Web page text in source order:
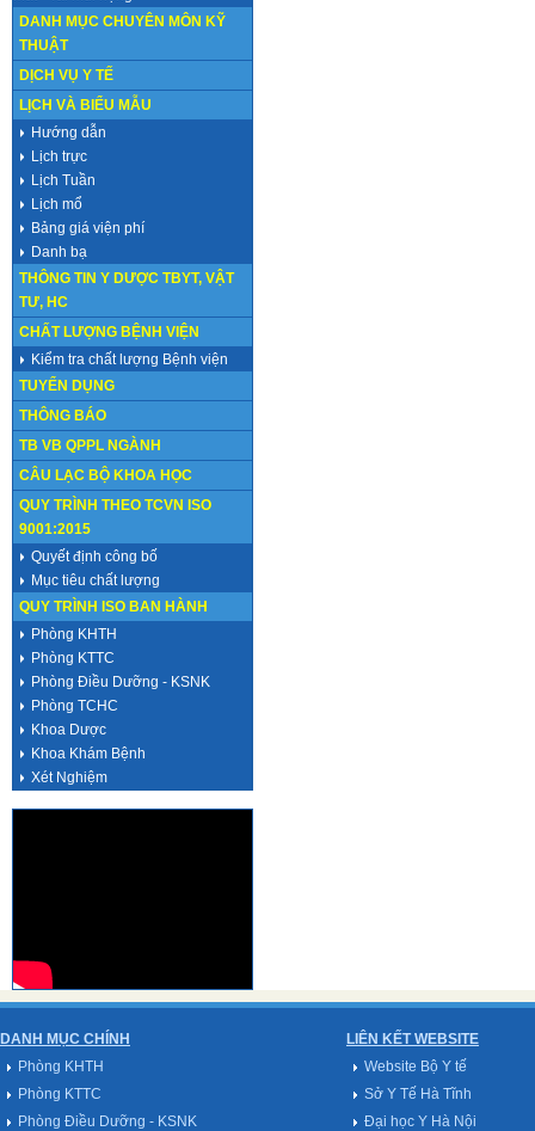
DANH MỤC CHUYÊN MÔN KỸ
THUẬT
DỊCH VỤ Y TẾ
LỊCH VÀ BIỂU MẪU
Hướng dẫn
Lịch trực
Lịch Tuần
Lịch mổ
Bảng giá viện phí
Danh bạ
THÔNG TIN Y DƯỢC TBYT, VẬT
TƯ, HC
CHẤT LƯỢNG BỆNH VIỆN
Kiểm tra chất lượng Bệnh viện
TUYỂN DỤNG
THÔNG BÁO
TB VB QPPL NGÀNH
CÂU LẠC BỘ KHOA HỌC
QUY TRÌNH THEO TCVN ISO
9001:2015
Quyết định công bố
Mục tiêu chất lượng
QUY TRÌNH ISO BAN HÀNH
Phòng KHTH
Phòng KTTC
Phòng Điều Dưỡng - KSNK
Phòng TCHC
Khoa Dược
Khoa Khám Bệnh
Xét Nghiệm
DANH MỤC CHÍNH
Phòng KHTH
Phòng KTTC
Phòng Điều Dưỡng - KSNK
LIÊN KẾT WEBSITE
Website Bộ Y tế
Sở Y Tế Hà Tĩnh
Đại học Y Hà Nội